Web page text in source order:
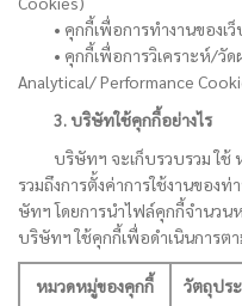
• คุกกี้เพื่อการทำงานของเว็
• คุกกี้เพื่อการวิเคราะห์/วัดผ
Analytical/ Performance
3. บริษัทใช้คุกกี้อย่างไร
บริษัทฯ จะเก็บรวบรวม ใช้ ห
รวมถึงการตั้งค่าการใช้งานของ
ษัทฯ โดยการนำไฟล์คุกกี้จำนวน
บริษัทฯ ใช้คุกกี้เพื่อดำเนินการต
หมวดหมู่ของคุกกี้
วัตถุปร